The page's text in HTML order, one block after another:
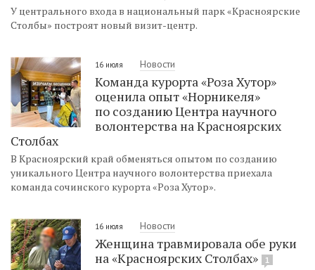
У центрального входа в национальный парк «Красноярские
Столбы» построят новый визит-центр.
16 июля Новости
Команда курорта «Роза Хутор»
оценила опыт «Норникеля»
по созданию Центра научного
волонтерства на Красноярских
Столбах
В Красноярский край обменяться опытом по созданию
уникального Центра научного волонтерства приехала
команда сочинского курорта «Роза Хутор».
16 июля Новости
Женщина травмировала обе руки
на «Красноярских Столбах»
1